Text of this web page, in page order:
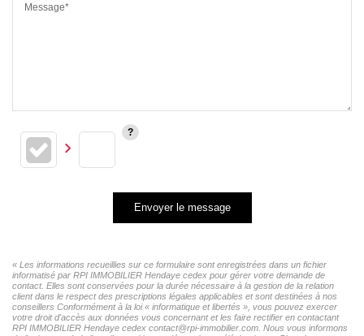
Message*
Envoyer le message
« Les informations recueillies sur ce formulaire sont enregistrées dans un fichier
informatisé par RPI IMMOBILIER Hendaye cedex pour gérer votre demande de
contact. Elles sont conservées pour la durée nécessaire à la gestion de la relation
client dans le respect des prescriptions légales applicables et sont destinées à nos
conseillers Conformément à la loi « informatique et libertés », vous pouvez exercer
votre droit d'accès aux données vous concernant et les faire rectifier en contactant
RPI IMMOBILIER Hendaye cedex contact@rpi-immobilier.com. Nous vous informons